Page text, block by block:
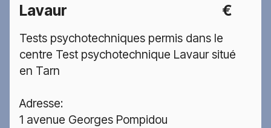
Lavaur
€
Tests psychotechniques permis dans le
centre Test psychotechnique Lavaur situé
en Tarn
Adresse:
1 avenue Georges Pompidou